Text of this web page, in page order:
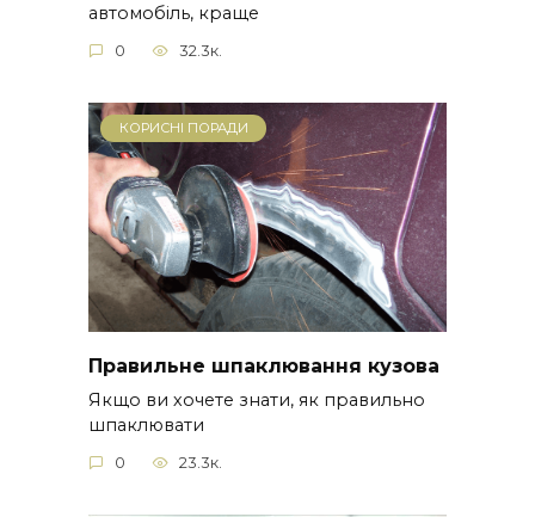
автомобіль, краще
0 32.3к.
КОРИСНІ ПОРАДИ
Правильне шпаклювання кузова
Якщо ви хочете знати, як правильно
шпаклювати
0 23.3к.